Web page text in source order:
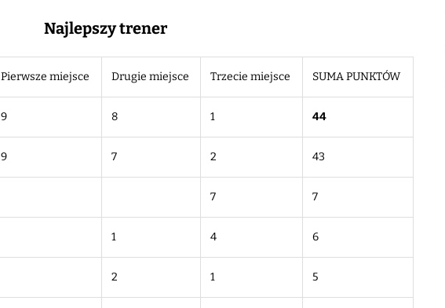
Najlepszy trener
Pierwsze miejsce Drugie miejsce Trzecie miejsce SUMA PUNKTÓW
9 8 1 44
9 7 2 43
7 7
1 4 6
2 1 5